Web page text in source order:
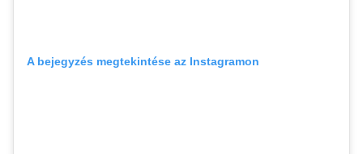
A bejegyzés megtekintése az Instagramon